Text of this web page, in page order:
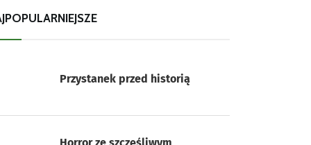
Przystanek przed historią